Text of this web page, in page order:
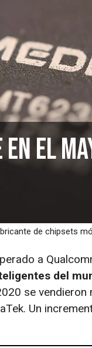
en el
de chipsets
a
del
se
Un